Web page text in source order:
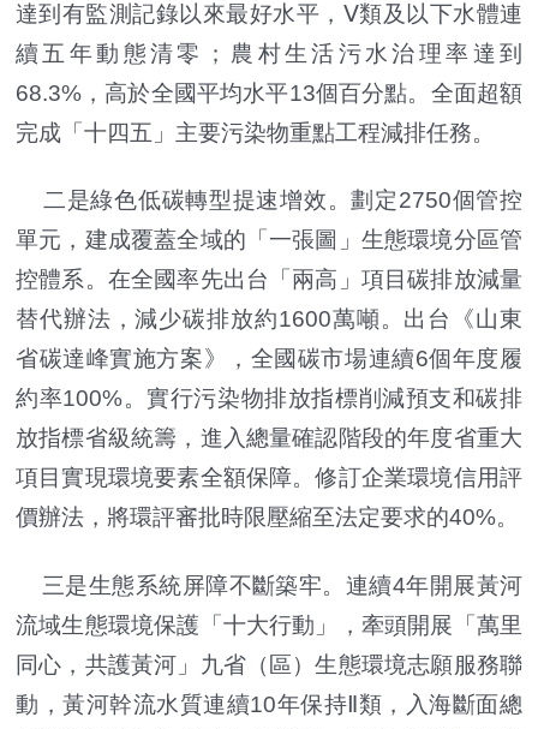
達到有監測記錄以來最好水平，Ⅴ類及以下水體連
續五年動態清零；農村生活污水治理率達到
68.3%，高於全國平均水平13個百分點。全面超額
完成「十四五」主要污染物重點工程減排任務。
二是綠色低碳轉型提速增效。劃定2750個管控
單元，建成覆蓋全域的「一張圖」生態環境分區管
控體系。在全國率先出台「兩高」項目碳排放減量
替代辦法，減少碳排放約1600萬噸。出台《山東
省碳達峰實施方案》，全國碳市場連續6個年度履
約率100%。實行污染物排放指標削減預支和碳排
放指標省級統籌，進入總量確認階段的年度省重大
項目實現環境要素全額保障。修訂企業環境信用評
價辦法，將環評審批時限壓縮至法定要求的40%。
三是生態系統屏障不斷築牢。連續4年開展黃河
流域生態環境保護「十大行動」，牽頭開展「萬里
同心，共護黃河」九省（區）生態環境志願服務聯
動，黃河幹流水質連續10年保持Ⅱ類，入海斷面總